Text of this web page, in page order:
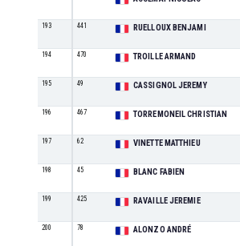
193 441 RUELLOUX BENJAMI
194 470 TROILLE ARMAND
195 49 CASSIGNOL JEREMY
196 467 TORREMONEIL CHRISTIAN
197 62 VINETTE MATTHIEU
198 45 BLANC FABIEN
199 425 RAVAILLE JEREMIE
200 78 ALONZO ANDRÉ